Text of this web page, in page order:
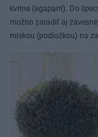
kvitne (agapant). Do
možno zaradiť aj
miskou (podložkou) na